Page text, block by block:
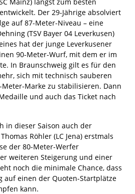
Der 29-Jährige absolviert
auf 87-Meter-Niveau – eine
(TSV Bayer 04 Leverkusen)
hat der junge Leverkusener
90-Meter-Wurf, mit dem er im
In Braunschweig gilt es für den
sich mit technisch sauberen
Marke zu stabilisieren. Dann
und auch das Ticket nach
in dieser Saison auch der
Röhler (LC Jena) erstmals
der 80-Meter-Werfer
weiteren Steigerung und einer
noch die minimale Chance, dass
auf einen der Quoten-Startplätze
kann.